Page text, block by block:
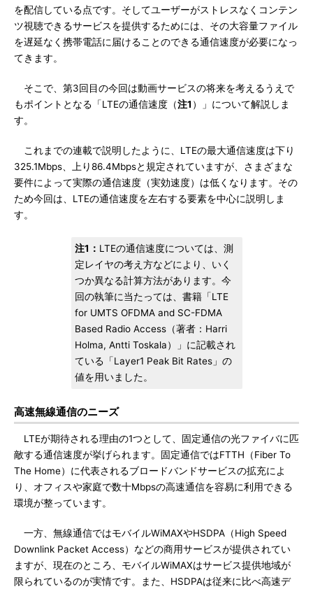
を配信している点です。そしてユーザーがストレスなくコンテン
ツ視聴できるサービスを提供するためには、その大容量ファイル
を遅延なく携帯電話に届けることのできる通信速度が必要になっ
てきます。
そこで、第3回目の今回は動画サービスの将来を考えるうえで
もポイントとなる「LTEの通信速度（注1 ）」について解説しま
す。
これまでの連載で説明したように、LTEの最大通信速度は下り
325.1Mbps、上り86.4Mbpsと規定されていますが、さまざまな
要件によって実際の通信速度（実効速度）は低くなります。その
ため今回は、LTEの通信速度を左右する要素を中心に説明しま
す。
注1： LTEの通信速度については、測
定レイヤの考え方などにより、いく
つか異なる計算方法があります。今
回の執筆に当たっては、書籍「LTE
for UMTS OFDMA and SC-FDMA
Based Radio Access（著者：Harri
Holma, Antti Toskala）」に記載され
ている「Layer1 Peak Bit Rates」の
値を用いました。
高速無線通信のニーズ
LTEが期待される理由の1つとして、固定通信の光ファイバに匹
敵する通信速度が挙げられます。固定通信ではFTTH（Fiber To
The Home）に代表されるブロードバンドサービスの拡充によ
り、オフィスや家庭で数十Mbpsの高速通信を容易に利用できる
環境が整っています。
一方、無線通信ではモバイルWiMAXやHSDPA（High Speed
Downlink Packet Access）などの商用サービスが提供されてい
ますが、現在のところ、モバイルWiMAXはサービス提供地域が
限られているのが実情です。また、HSDPAは従来に比べ高速デ